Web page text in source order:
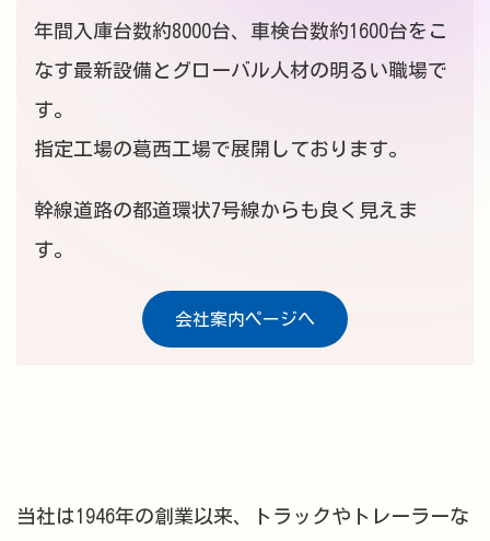
年間入庫台数約8000台、車検台数約1600台をこ
なす最新設備とグローバル人材の明るい職場で
す。
指定工場の葛西工場で展開しております。
幹線道路の都道環状7号線からも良く見えま
す。
会社案内ページへ
当社は1946年の創業以来、トラックやトレーラーな